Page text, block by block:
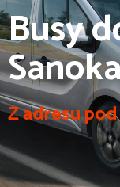
Busy
Z adresu